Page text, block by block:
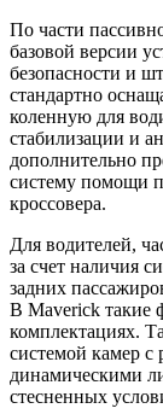
По части
базовой версии
безопасности и
стандартно
коленную для
стабилизации и
дополнительно
систему помощи
кроссовера.
Для водителей,
за счет наличия
задних
В Maverick такие
комплектациях.
системой камер с
динамическими
стесненных